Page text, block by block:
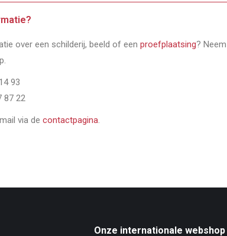
over een schilderij, beeld of een proefplaatsing?
93
87 22
via de contactpagina.
Onze internationale webshop